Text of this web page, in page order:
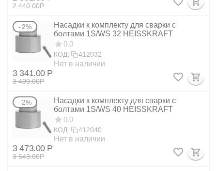
2 440.00Р
2%
Насадки к комплекту для сварки с
болтами 1S/WS 32 HEISSKRAFT
0.0
КОД: 412032
Нет в наличии
3 341.00 Р
3 409.00Р
2%
Насадки к комплекту для сварки с
болтами 1S/WS 40 HEISSKRAFT
0.0
КОД: 412040
Нет в наличии
3 473.00 Р
3 543.00Р